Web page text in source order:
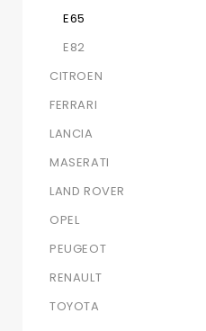
E65
E82
CITROEN
FERRARI
LANCIA
MASERATI
LAND ROVER
OPEL
PEUGEOT
RENAULT
TOYOTA